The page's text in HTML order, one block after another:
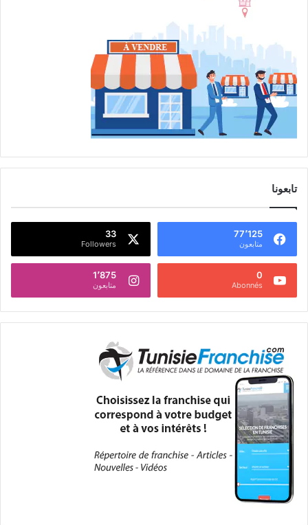
تابعونا
77٬125
متابعون
33
Followers
0
Abonnés
1٬875
متابعون